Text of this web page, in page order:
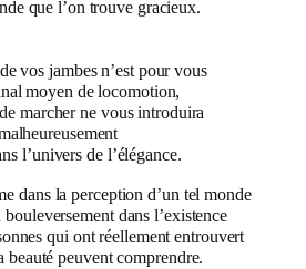
que l’on trouve gracieux.
vos jambes n’est pour vous
moyen de locomotion,
marcher ne vous introduira
l’univers de l’élégance.
dans la perception d’un tel monde
dans l’existence
qui ont réellement entrouvert
beauté peuvent comprendre.